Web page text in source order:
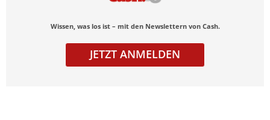
Wissen, was los ist – mit den Newslettern von Cash.
JETZT ANMELDEN